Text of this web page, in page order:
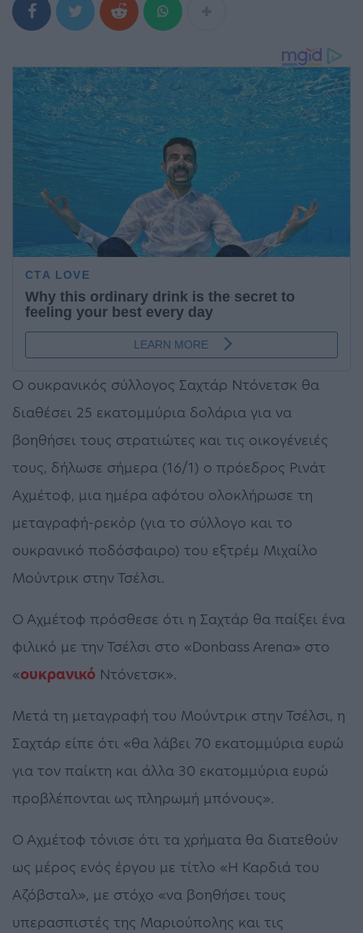
Ο ουκρανικός σύλλογος Σαχτάρ Ντόνετσκ θα
διαθέσει 25 εκατομμύρια δολάρια για να
βοηθήσει τους στρατιώτες και τις οικογένειές
τους, δήλωσε σήμερα (16/1) ο πρόεδρος Ρινάτ
Αχμέτοφ, μια ημέρα αφότου ολοκλήρωσε τη
μεταγραφή-ρεκόρ (για το σύλλογο και το
ουκρανικό ποδόσφαιρο) του εξτρέμ Μιχαίλο
Μούντρικ στην Τσέλσι.
Ο Αχμέτοφ πρόσθεσε ότι η Σαχτάρ θα παίξει ένα
φιλικό με την Τσέλσι στο «Donbass Arena» στο
«ουκρανικό Ντόνετσκ».
Μετά τη μεταγραφή του Μούντρικ στην Τσέλσι, η
Σαχτάρ είπε ότι «θα λάβει 70 εκατομμύρια ευρώ
για τον παίκτη και άλλα 30 εκατομμύρια ευρώ
προβλέπονται ως πληρωμή μπόνους».
Ο Αχμέτοφ τόνισε ότι τα χρήματα θα διατεθούν
ως μέρος ενός έργου με τίτλο «Η Καρδιά του
Αζόβσταλ», με στόχο «να βοηθήσει τους
υπερασπιστές της Μαριούπολης και τις